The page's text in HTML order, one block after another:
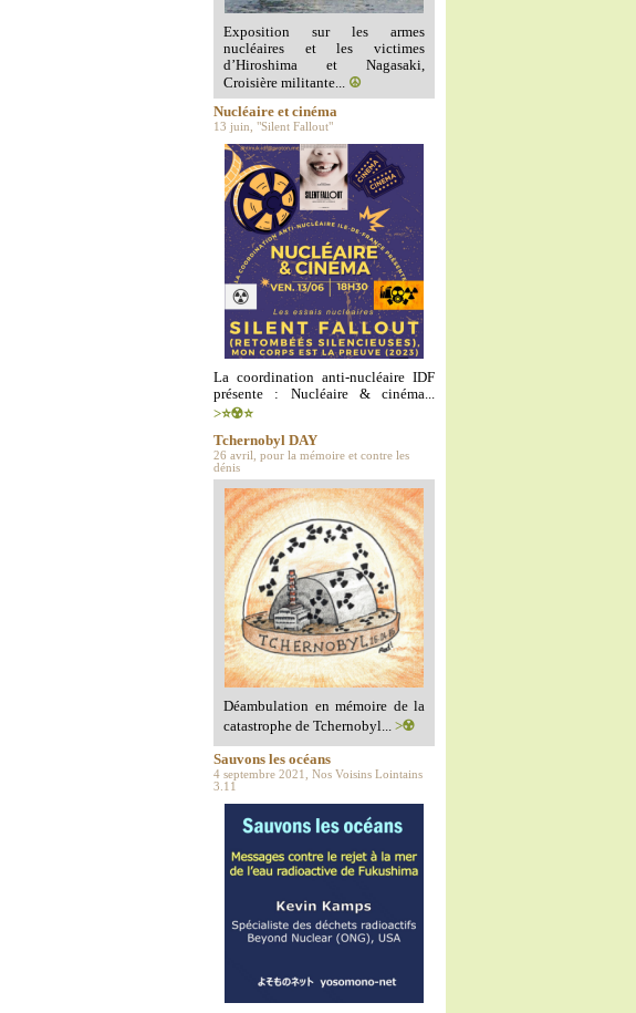
Exposition sur les armes
nucléaires et les victimes
d’Hiroshima et Nagasaki,
Croisière militante... ☮️
Nucléaire et cinéma
13 juin, "Silent Fallout"
La coordination anti-nucléaire IDF
présente : Nucléaire & cinéma...
>⭐️☢️⭐️
Tchernobyl DAY
26 avril, pour la mémoire et contre les
dénis
Déambulation en mémoire de la
catastrophe de Tchernobyl... >☢️
Sauvons les océans
4 septembre 2021, Nos Voisins Lointains
3.11